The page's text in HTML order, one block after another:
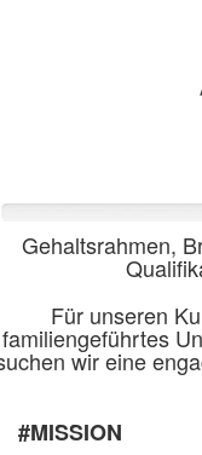
Gehaltsrahmen,
Für unseren
familiengeführtes
wir eine
#MISSION